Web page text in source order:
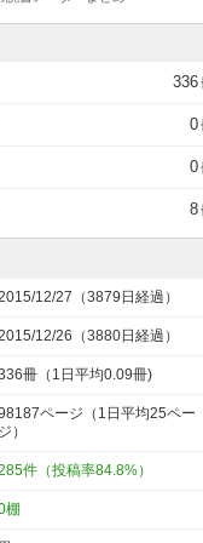
336
0
0
8
12/27（3879日経過）
12/26（3880日経過）
冊（1日平均0.09冊)
ページ（1日平均25ペー
ジ）
件（投稿率84.8%）
棚